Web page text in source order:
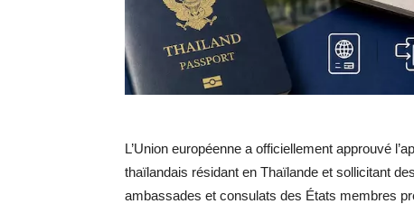
L’Union européenne a officiellement approuvé
thaïlandais résidant en Thaïlande et sollicitant
ambassades et consulats des États membres